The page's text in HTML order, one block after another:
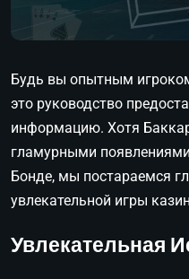
Будь вы опытным
это руководство
информацию. Хотя
гламурными
Бонде, мы постараемся
увлекательной игры
Увлекательная